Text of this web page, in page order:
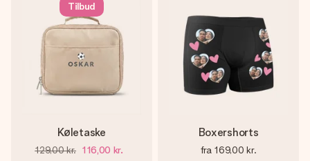
Tilbud
Køletaske
129,00 kr. 116,00 kr.
Boxershorts
fra 169,00 kr.